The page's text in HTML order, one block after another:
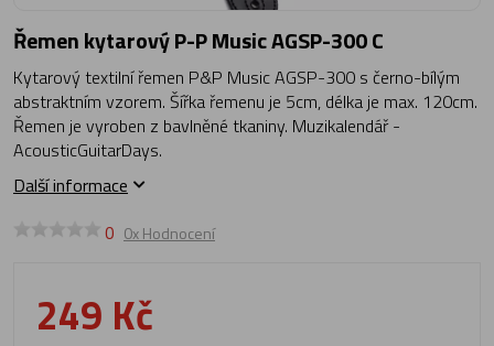
Řemen kytarový P-P Music AGSP-300 C
Kytarový textilní řemen P&P Music AGSP-300 s černo-bílým
abstraktním vzorem. Šířka řemenu je 5cm, délka je max. 120cm.
Řemen je vyroben z bavlněné tkaniny. Muzikalendář -
AcousticGuitarDays.
Další informace
0 0x Hodnocení
249 Kč